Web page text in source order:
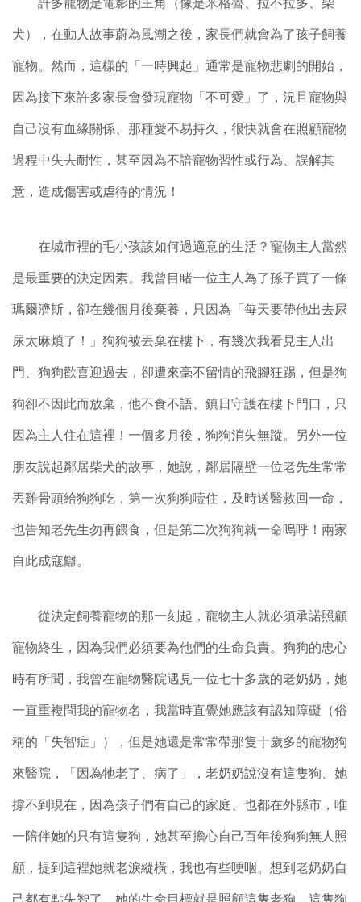
許多寵物是電影的主角（像是米格魯、拉不拉多、柴
犬），在動人故事蔚為風潮之後，家長們就會為了孩子飼養
寵物。然而，這樣的「一時興起」通常是寵物悲劇的開始，
因為接下來許多家長會發現寵物「不可愛」了，況且寵物與
自己沒有血緣關係、那種愛不易持久，很快就會在照顧寵物
過程中失去耐性，甚至因為不諳寵物習性或行為、誤解其
意，造成傷害或虐待的情況！
在城市裡的毛小孩該如何過適意的生活？寵物主人當然
是最重要的決定因素。我曾目睹一位主人為了孫子買了一條
瑪爾濟斯，卻在幾個月後棄養，只因為「每天要帶他出去尿
尿太麻煩了！」狗狗被丟棄在樓下，有幾次我看見主人出
門、狗狗歡喜迎過去，卻遭來毫不留情的飛腳狂踢，但是狗
狗卻不因此而放棄，他不食不語、鎮日守護在樓下門口，只
因為主人住在這裡！一個多月後，狗狗消失無蹤。另外一位
朋友說起鄰居柴犬的故事，她說，鄰居隔壁一位老先生常常
丟雞骨頭給狗狗吃，第一次狗狗噎住，及時送醫救回一命，
也告知老先生勿再餵食，但是第二次狗狗就一命嗚呼！兩家
自此成寇讎。
從決定飼養寵物的那一刻起，寵物主人就必須承諾照顧
寵物終生，因為我們必須要為他們的生命負責。狗狗的忠心
時有所聞，我曾在寵物醫院遇見一位七十多歲的老奶奶，她
一直重複問我的寵物名，我當時直覺她應該有認知障礙（俗
稱的「失智症」），但是她還是常常帶那隻十歲多的寵物狗
來醫院，「因為牠老了、病了」，老奶奶說沒有這隻狗、她
撐不到現在，因為孩子們有自己的家庭、也都在外縣市，唯
一陪伴她的只有這隻狗，她甚至擔心自己百年後狗狗無人照
顧，提到這裡她就老淚縱橫，我也有些哽咽。想到老奶奶自
己都有點失智了，她的生命目標就是照顧這隻老狗，這隻狗